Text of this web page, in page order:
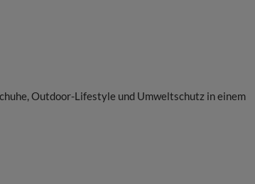
Outdoor-Lifestyle und Umweltschutz in einem